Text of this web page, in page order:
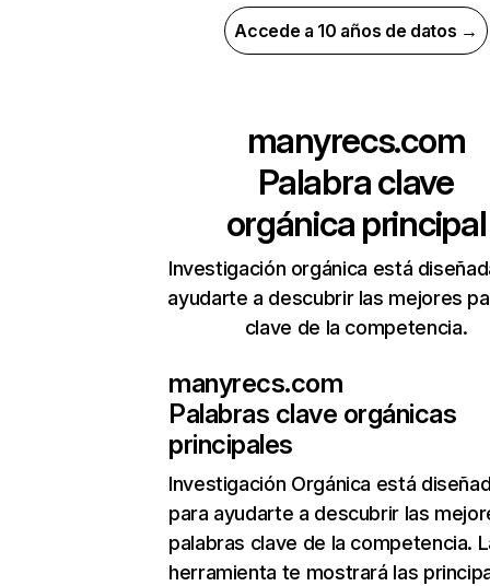
Accede a 10 años de datos →
manyrecs.com
Palabra clave
orgánica principal
Investigación orgánica está
ayudarte a descubrir las mejores
clave de la competencia.
manyrecs.com
Palabras clave orgánicas
principales
Investigación Orgánica está
para ayudarte a descubrir las
palabras clave de la competencia.
herramienta te mostrará las